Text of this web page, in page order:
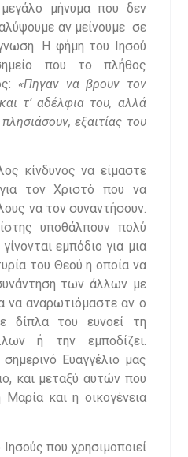
μήνυμα που δεν
αν μείνουμε σε
Η φήμη του Ιησού
που το πλήθος
«Πηγαν να βρουν τον
τ’ αδέλφια του, αλλά
εξαιτίας του
κίνδυνος να είμαστε
τον Χριστό που να
να τον συναντήσουν.
υποθάλπουν πολύ
εμπόδιο για μια
του Θεού η οποία να
των άλλων με
να αναρωτιόμαστε αν ο
δίπλα του ευνοεί τη
ή την εμποδίζει.
σημερινό Ευαγγέλιο μας
και μεταξύ αυτών που
Μαρία και η οικογένεια
που χρησιμοποιεί